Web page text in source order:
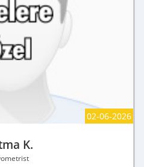
02-06-2026
K.